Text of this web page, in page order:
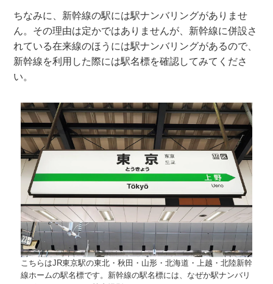
ちなみに、新幹線の駅には駅ナンバリングがありませ
ん。その理由は定かではありませんが、新幹線に併設さ
れている在来線のほうには駅ナンバリングがあるので、
新幹線を利用した際には駅名標を確認してみてくださ
い。
こちらはJR東京駅の東北・秋田・山形・北海道・上越・北陸新幹
線ホームの駅名標です。新幹線の駅名標には、なぜか駅ナンバリ